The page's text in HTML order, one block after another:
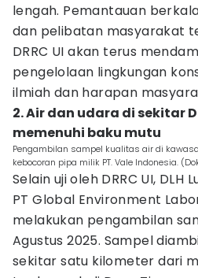
lengah. Pemantauan
dan pelibatan masyarakat
DRRC UI akan terus
pengelolaan lingkungan
ilmiah dan harapan
2. Air dan udara di sekitar
memenuhi baku mutu
Pengambilan sampel kualitas air di
kebocoran pipa milik PT. Vale Indonesia.
Selain uji oleh DRRC UI, DLH
PT Global Environment
melakukan pengambilan
Agustus 2025. Sampel
sekitar satu kilometer dari